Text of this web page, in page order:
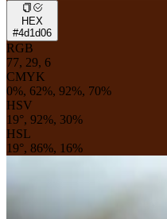
HEX
#4d1d06
RGB
77, 29, 6
CMYK
0%, 62%, 92%, 70%
HSV
19°, 92%, 30%
HSL
19°, 86%, 16%